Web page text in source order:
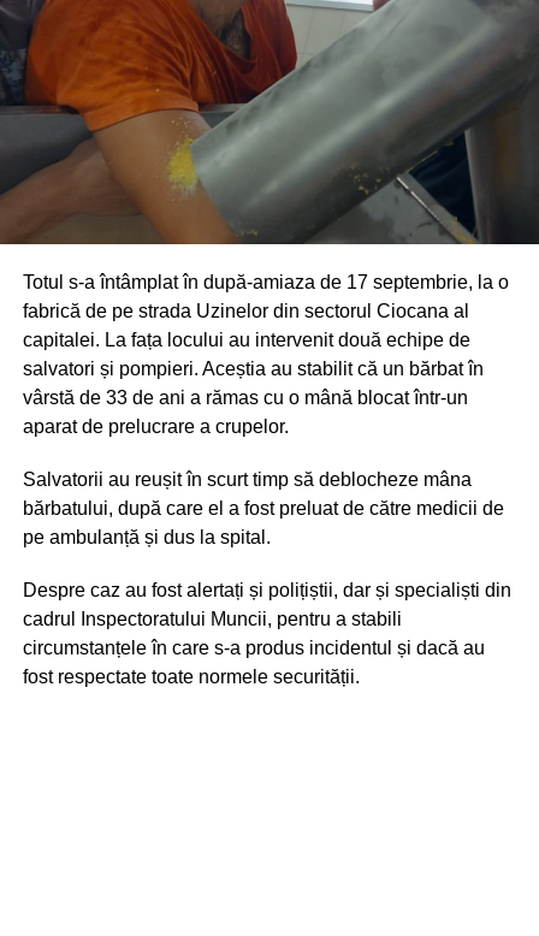
Totul s-a întâmplat în după-amiaza de 17 septembrie, la o
fabrică de pe strada Uzinelor din sectorul Ciocana al
capitalei. La fața locului au intervenit două echipe de
salvatori și pompieri. Aceștia au stabilit că un bărbat în
vârstă de 33 de ani a rămas cu o mână blocat într-un
aparat de prelucrare a crupelor.
Salvatorii au reușit în scurt timp să deblocheze mâna
bărbatului, după care el a fost preluat de către medicii de
pe ambulanță și dus la spital.
Despre caz au fost alertați și polițiștii, dar și specialiști din
cadrul Inspectoratului Muncii, pentru a stabili
circumstanțele în care s-a produs incidentul și dacă au
fost respectate toate normele securității.